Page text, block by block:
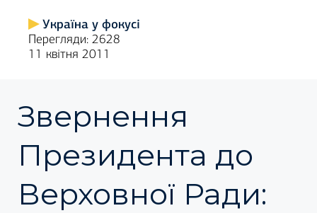
Україна у фокусі
Перегляди: 2628
11 квітня 2011
Звернення
Президента до
Верховної Ради: